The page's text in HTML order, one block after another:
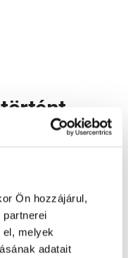
Ön hozzájárul,
melyek
adatait